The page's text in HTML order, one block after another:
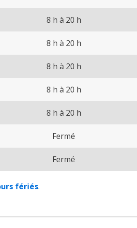
8 h à 20 h
8 h à 20 h
8 h à 20 h
8 h à 20 h
8 h à 20 h
Fermé
Fermé
fériés.